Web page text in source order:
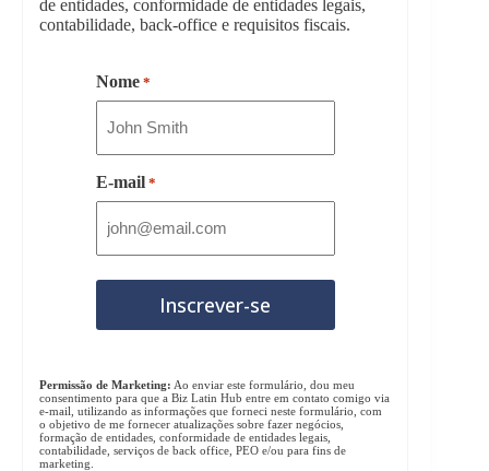
de entidades, conformidade de entidades legais,
contabilidade, back-office e requisitos fiscais.
Nome *
E-mail *
Permissão de Marketing: Ao enviar este formulário, dou meu
consentimento para que a Biz Latin Hub entre em contato comigo via
e-mail, utilizando as informações que forneci neste formulário, com
o objetivo de me fornecer atualizações sobre fazer negócios,
formação de entidades, conformidade de entidades legais,
contabilidade, serviços de back office, PEO e/ou para fins de
marketing.